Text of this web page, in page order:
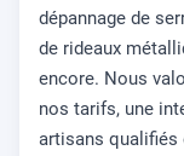
dépannage de
de rideaux
encore. Nous
nos tarifs, une
artisans qualifiés